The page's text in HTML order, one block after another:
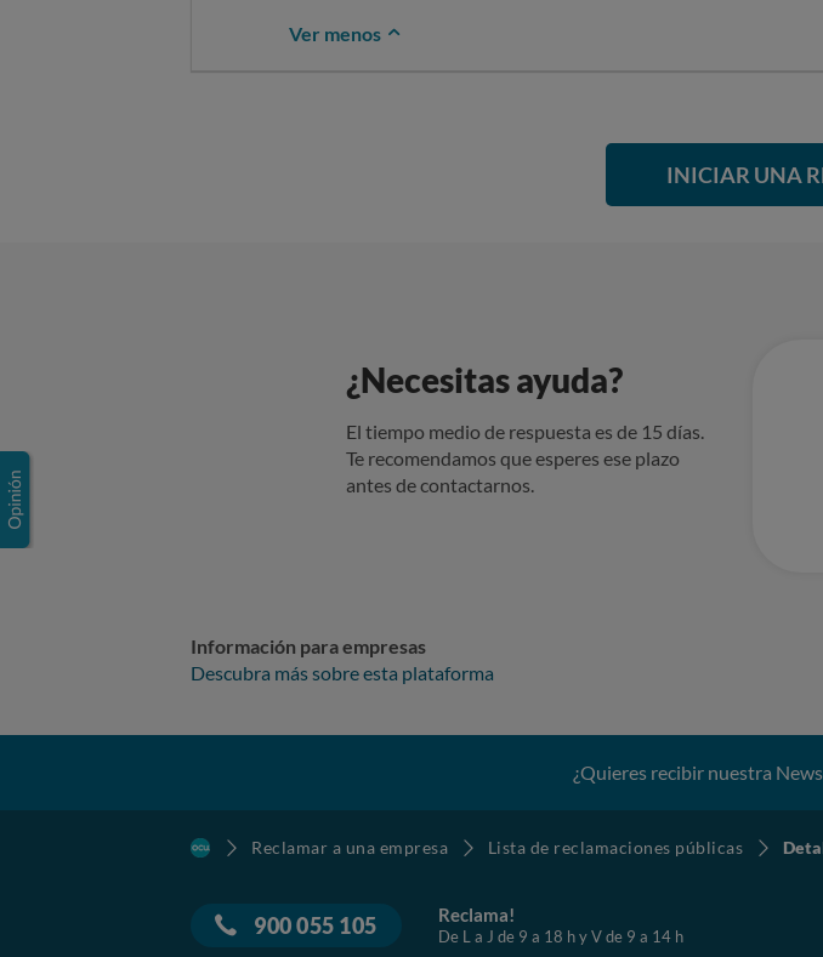
Ver menos
INICIAR UNA
¿Necesitas ayuda?
El tiempo medio de respuesta es de 15 días.
Te recomendamos que esperes ese plazo
antes de contactarnos.
Información para empresas
Descubra más sobre esta plataforma
¿Quieres recibir nuestra
Reclamar a una empresa Lista de reclamaciones públicas
900 055 105 Reclama!
De L a J de 9 a 18 h y V de 9 a 14 h